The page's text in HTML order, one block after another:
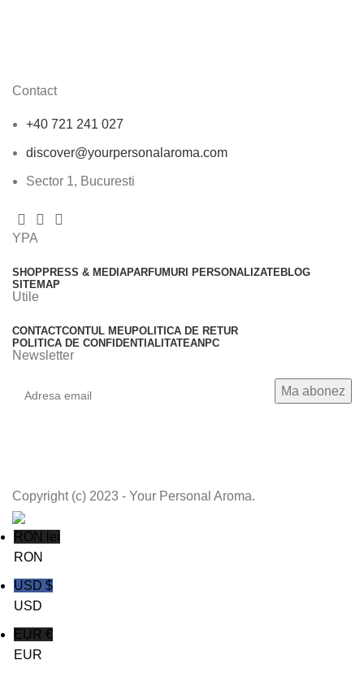
Contact
+40 721 241 027
discover@yourpersonalaroma.com
Sector 1, Bucuresti
YPA
SHOPPRESS & MEDIAPARFUMURI PERSONALIZATEBLOG
SITEMAP
Utile
CONTACTCONTUL MEUPOLITICA DE RETUR
POLITICA DE CONFIDENTIALITATEANPC
Newsletter
Copyright (c) 2023 - Your Personal Aroma.
RON lei
RON
USD $
USD
EUR €
EUR